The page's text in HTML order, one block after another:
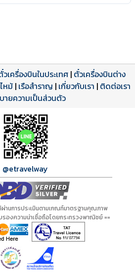
ดาวน์โหลด PDF
เปิดหน้าเต็ม
เปิดหน้าเต็ม
วเครื่องบินในประเทศ| ตั๋วเครื่องบินต่าง
หม้ | เรือสำราญ | เกี่ยวกับเรา | ติดต่อเรา
ายความเป็นส่วนตัว
@etravelway
ผ่านการประเมินตามเกณฑ์มาตรฐานคุณภาพ
องความน่าเชื่อถือโดยกระทรวงพาณิชย์ ==